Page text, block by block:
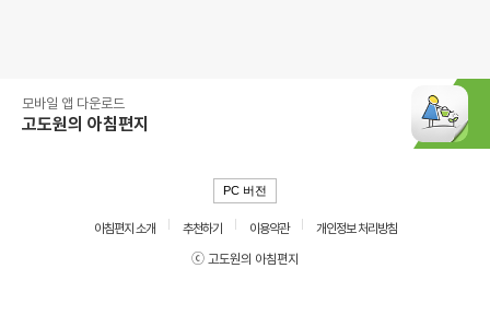
모바일 앱 다운로드
고도원의 아침편지
PC 버전
아침편지 소개 추천하기 이용약관
개인정보 처리방침
ⓒ 고도원의 아침편지